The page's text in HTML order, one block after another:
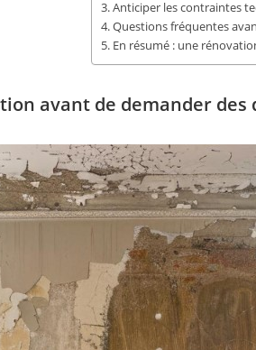
Anticiper les contraintes
Questions fréquentes
En résumé : une
avant de demander des